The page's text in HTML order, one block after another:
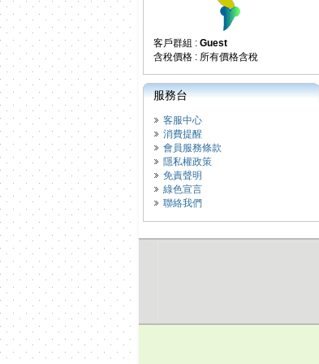
客戶群組 : Guest
含稅價格 : 所有價格含稅
服務台
客服中心
消費提醒
會員服務條款
隱私權政策
免責聲明
綠色宣言
聯絡我們